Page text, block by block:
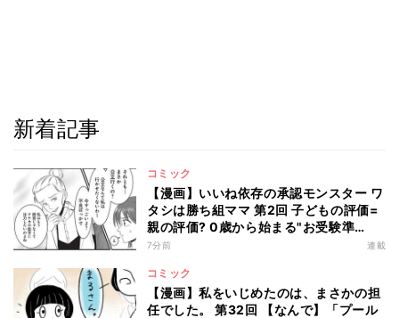
新着記事
コミック
【漫画】いいね依存の承認モンスター ワ
タシは勝ち組ママ 第2回 子どもの評価=
親の評価? 0歳から始まる"お受験準
備"とは…
7分前 連載
コミック
【漫画】私をいじめたのは、まさかの担
任でした。 第32回 【なんで】「プール